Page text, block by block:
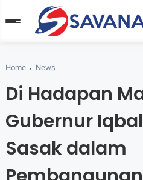
Home News
Di Hadapan
Gubernur
Sasak dalam